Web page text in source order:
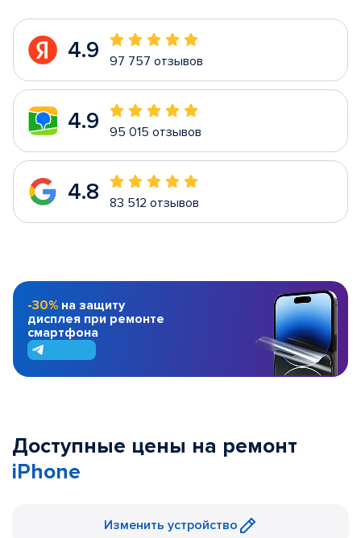
4.9 97 757 отзывов
4.9 95 015 отзывов
4.8 83 512 отзывов
-30% на защиту
дисплея при ремонте
смартфона
Доступные цены на ремонт
iPhone
Изменить устройство